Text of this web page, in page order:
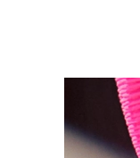
FOREO APP
À PROPROS